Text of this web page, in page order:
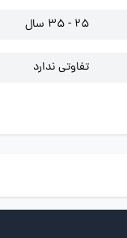
25 - 35 سال
تفاوتی ندارد